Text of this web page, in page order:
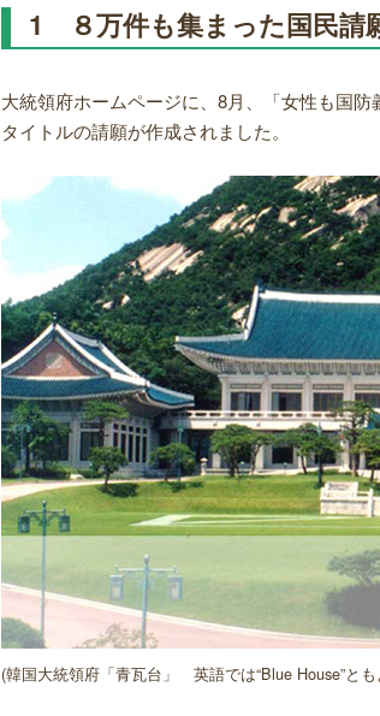
1 ８万件も集まった国民請
大統領府ホームページに、8月、「女性も国
タイトルの請願が作成されました。
(韓国大統領府「青瓦台」 英語では“Blue House”と